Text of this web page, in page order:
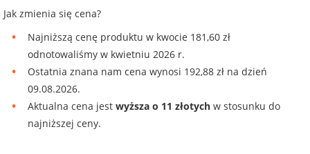
Jak zmienia się cena?
Najniższą cenę produktu w kwocie 181,60 zł
odnotowaliśmy w kwietniu 2026 r.
Ostatnia znana nam cena wynosi 192,88 zł na dzień
09.08.2026.
Aktualna cena jest wyższa o 11 złotych w stosunku do
najniższej ceny.